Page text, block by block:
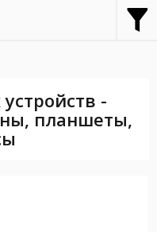
-
планшеты,